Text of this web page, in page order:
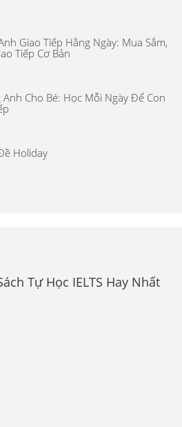
Giao Tiếp Hằng Ngày: Mua Sắm,
Tiếp Cơ Bản
Anh Cho Bé: Học Mỗi Ngày Để Con
Holiday
Tự Học IELTS Hay Nhất